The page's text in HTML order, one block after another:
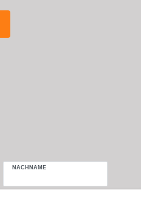
NACHNAME